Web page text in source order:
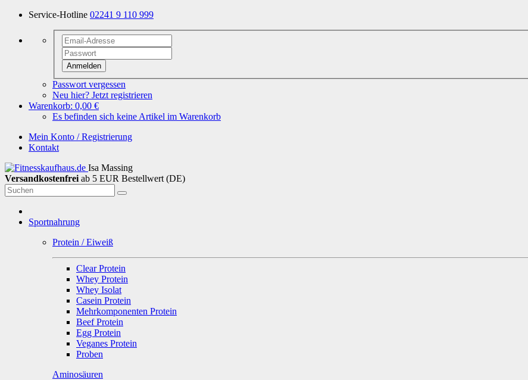
Service-Hotline 02241 9 110 999
Anmelden
Passwort vergessen
Neu hier? Jetzt registrieren
Warenkorb: 0,00 €
Es befinden sich keine Artikel im Warenkorb
Mein Konto / Registrierung
Kontakt
Isa Massing
Versandkostenfrei ab 5 EUR Bestellwert (DE)
Sportnahrung
Protein / Eiweiß
Clear Protein
Whey Protein
Whey Isolat
Casein Protein
Mehrkomponenten Protein
Beef Protein
Egg Protein
Veganes Protein
Proben
Aminosäuren